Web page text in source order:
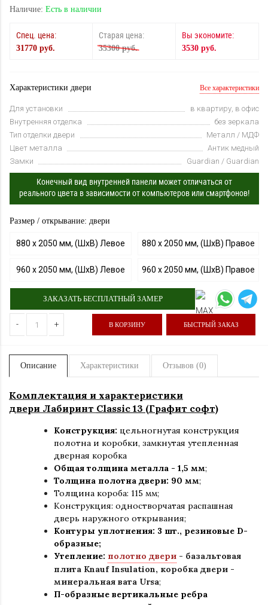
Наличие: Есть в наличии
Спец. цена:
31770 руб.
Старая цена:
35300 руб.
Вы экономите:
3530 руб.
Характеристики двери Все характеристики
Для установки
в квартиру, в офис
Внутренняя отделка
без зеркала
Тип отделки двери
Металл / МДФ
Цвет металла
Антик медный
Замки
Guardian / Guardian
Конечный вид внутренней панели может отличаться от
реального цвета в зависимости от компьютеров или смартфонов!
Размер / открывание: двери
880 х 2050 мм, (ШхВ) Левое 880 х 2050 мм, (ШхВ) Правое
960 х 2050 мм, (ШхВ) Левое 960 х 2050 мм, (ШхВ) Правое
ЗАКАЗАТЬ БЕСПЛАТНЫЙ ЗАМЕР
- + В КОРЗИНУ БЫСТРЫЙ ЗАКАЗ
Описание Характеристики Отзывов (0)
Комплектация и характеристики
двери Лабиринт Classic 13 (Графит софт)
Конструкция: цельногнутая конструкция
полотна и коробки, замкнутая утепленная
дверная коробка
Общая толщина металла - 1,5 мм;
Толщина полотна двери: 90 мм;
Толщина короба: 115 мм;
Конструкция: одностворчатая распашная
дверь наружного открывания;
Контуры уплотнения: 3 шт., резиновые D-
образные;
Утепление: полотно двери - базальтовая
плита Knauf Insulation, коробка двери -
минеральная вата Ursa;
П-образные вертикальные ребра